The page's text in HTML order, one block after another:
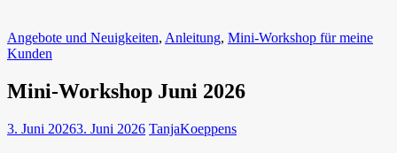
Angebote und Neuigkeiten, Anleitung, Mini-Workshop für meine
Kunden
Mini-Workshop Juni 2026
3. Juni 20263. Juni 2026 TanjaKoeppens